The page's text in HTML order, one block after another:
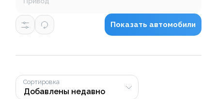
Показать автомобили
Сортировка